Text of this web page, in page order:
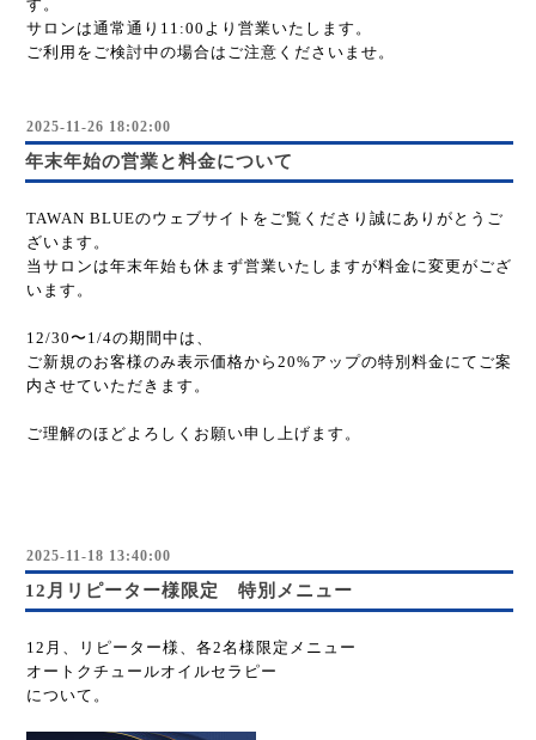
す。
サロンは通常通り11:00より営業いたします。
ご利用をご検討中の場合はご注意くださいませ。
2025-11-26 18:02:00
年末年始の営業と料金について
TAWAN BLUEのウェブサイトをご覧くださり誠にありがとうご
ざいます。
当サロンは年末年始も休まず営業いたしますが料金に変更がござ
います。
12/30〜1/4の期間中は、
ご新規のお客様のみ表示価格から20%アップの特別料金にてご案
内させていただきます。
ご理解のほどよろしくお願い申し上げます。
2025-11-18 13:40:00
12月リピーター様限定 特別メニュー
12月、リピーター様、各2名様限定メニュー
オートクチュールオイルセラピー
について。